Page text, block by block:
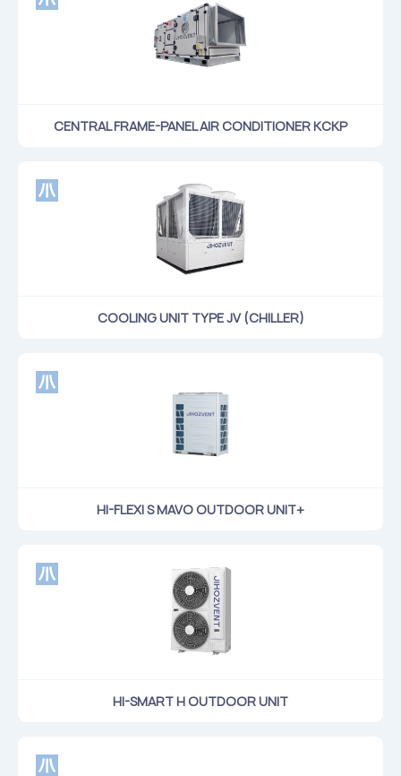
Flame arresters
Ventilation grilles
Filtres
Горнодобывающая отрасль
Прочее оборудование
CENTRAL FRAME-PANEL AIR CONDITIONER KCKP
COOLING UNIT TYPE JV (CHILLER)
HI-FLEXI S MAVO OUTDOOR UNIT+
HI-SMART H OUTDOOR UNIT